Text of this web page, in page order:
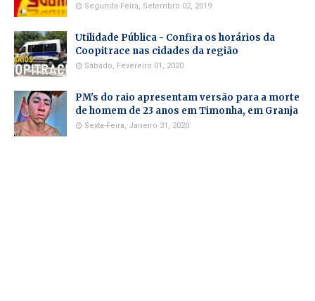
Segunda-Feira, Setembro 02, 2019
Utilidade Pública - Confira os horários da
Coopitrace nas cidades da região
Sábado, Fevereiro 01, 2020
PM's do raio apresentam versão para a morte
de homem de 23 anos em Timonha, em Granja
Sexta-Feira, Janeiro 31, 2020